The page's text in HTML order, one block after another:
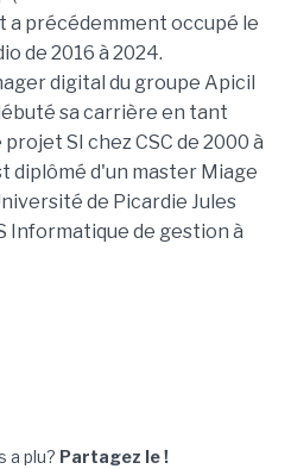
a précédemment occupé le
de 2016 à 2024.
digital du groupe Apicil
sa carrière en tant
SI chez CSC de 2000 à
diplômé d'un master Miage
de Picardie Jules
Informatique de gestion à
a plu? Partagez le !